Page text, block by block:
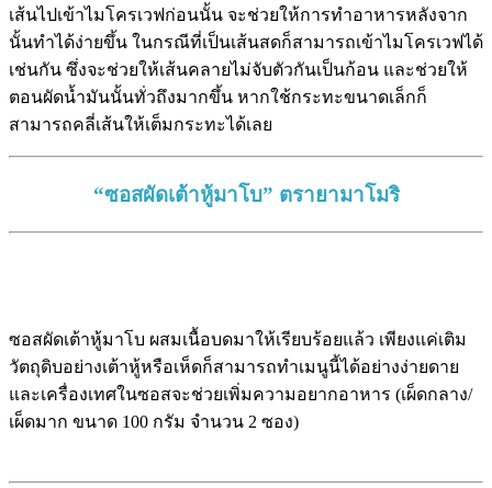
เส้นไปเข้าไมโครเวฟก่อนนั้น จะช่วยให้การทำอาหารหลังจาก
นั้นทำได้ง่ายขึ้น ในกรณีที่เป็นเส้นสดก็สามารถเข้าไมโครเวฟได้
เช่นกัน ซึ่งจะช่วยให้เส้นคลายไม่จับตัวกันเป็นก้อน และช่วยให้
ตอนผัดน้ำมันนั้นทั่วถึงมากขึ้น หากใช้กระทะขนาดเล็กก็
สามารถคลี่เส้นให้เต็มกระทะได้เลย
“ซอสผัดเต้าหู้มาโบ” ตรายามาโมริ
ซอสผัดเต้าหู้มาโบ ผสมเนื้อบดมาให้เรียบร้อยแล้ว เพียงแค่เติม
วัตถุดิบอย่างเต้าหู้หรือเห็ดก็สามารถทำเมนูนี้ได้อย่างง่ายดาย
และเครื่องเทศในซอสจะช่วยเพิ่มความอยากอาหาร (เผ็ดกลาง/
เผ็ดมาก ขนาด 100 กรัม จำนวน 2 ซอง)